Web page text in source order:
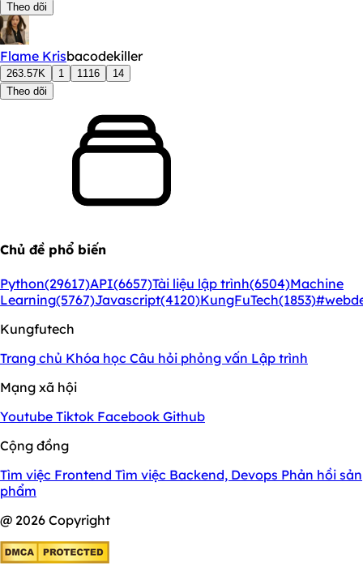
Theo dõi
Flame Krisbacodekiller
263.57K 1 1116
14
Theo dõi
Chủ đề phổ biến
Python(29617)API(6657)Tài liệu lập trình(6504)Machine
Learning(5767)Javascript(4120)KungFuTech(1853)
Kungfutech
Trang chủ Khóa học Câu hỏi phỏng vấn Lập trình
Mạng xã hội
Youtube Tiktok Facebook Github
Cộng đồng
Tìm việc Frontend Tìm việc Backend, Devops Phản hồi sản
phẩm
@ 2026 Copyright